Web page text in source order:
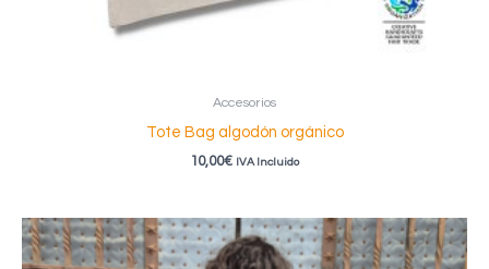
Accesorios
Tote Bag algodón orgánico
10,00€ IVA Incluido